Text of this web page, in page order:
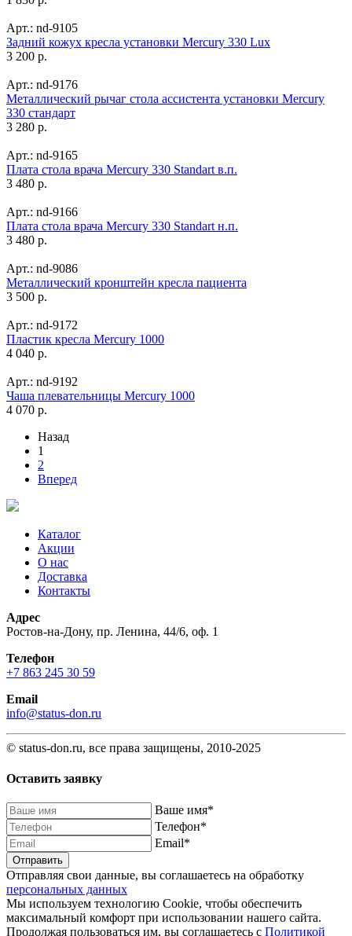
Арт.: nd-9105
Задний кожух кресла установки Mercury 330 Lux
3 200 р.
Арт.: nd-9176
Металлический рычаг стола ассистента установки Mercury
330 стандарт
3 280 р.
Арт.: nd-9165
Плата стола врача Mercury 330 Standart в.п.
3 480 р.
Арт.: nd-9166
Плата стола врача Mercury 330 Standart н.п.
3 480 р.
Арт.: nd-9086
Металлический кронштейн кресла пациента
3 500 р.
Арт.: nd-9172
Пластик кресла Mercury 1000
4 040 р.
Арт.: nd-9192
Чаша плевательницы Mercury 1000
4 070 р.
Назад
1
2
Вперед
Каталог
Акции
О нас
Доставка
Контакты
Адрес
Ростов-на-Дону, пр. Ленина, 44/6, оф. 1
Телефон
+7 863 245 30 59
Email
info@status-don.ru
© status-don.ru, все права защищены, 2010-2025
Оставить заявку
Baшe имя*
Телефон*
Email*
Отправляя свои данные, вы соглашаетесь на обработку
персональных данных
Мы используем технологию Cookie, чтобы обеспечить
максимальный комфорт при использовании нашего сайта.
Продолжая пользоваться им, вы соглашаетесь с Политикой